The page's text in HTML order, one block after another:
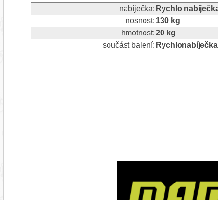
nabíječka: Rychlo
nosnost: 130 kg
hmotnost:20 kg
součást balení: